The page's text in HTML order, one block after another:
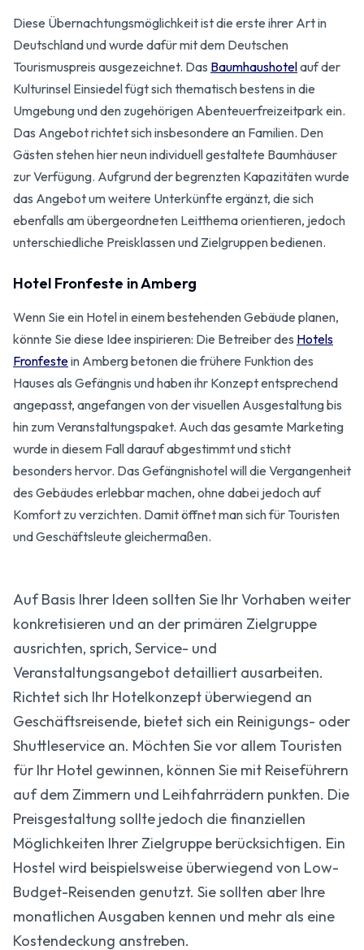
Diese Übernachtungsmöglichkeit ist die erste ihrer Art in
Deutschland und wurde dafür mit dem Deutschen
Tourismuspreis ausgezeichnet. Das Baumhaushotelauf der
Kulturinsel Einsiedel fügt sich thematisch bestens in die
Umgebung und den zugehörigen Abenteuerfreizeitpark ein.
Das Angebot richtet sich insbesondere an Familien. Den
Gästen stehen hier neun individuell gestaltete Baumhäuser
zur Verfügung. Aufgrund der begrenzten Kapazitäten wurde
das Angebot um weitere Unterkünfte ergänzt, die sich
ebenfalls am übergeordneten Leitthema orientieren, jedoch
unterschiedliche Preisklassen und Zielgruppen bedienen.
Hotel Fronfeste in Amberg
Wenn Sie ein Hotel in einem bestehenden Gebäude planen,
könnte Sie diese Idee inspirieren: Die Betreiber des Hotels
Fronfestein Amberg betonen die frühere Funktion des
Hauses als Gefängnis und haben ihr Konzept entsprechend
angepasst, angefangen von der visuellen Ausgestaltung bis
hin zum Veranstaltungspaket. Auch das gesamte Marketing
wurde in diesem Fall darauf abgestimmt und sticht
besonders hervor. Das Gefängnishotel will die Vergangenheit
des Gebäudes erlebbar machen, ohne dabei jedoch auf
Komfort zu verzichten. Damit öffnet man sich für Touristen
und Geschäftsleute gleichermaßen.
Auf Basis Ihrer Ideen sollten Sie Ihr Vorhaben weiter
konkretisieren und an der primären Zielgruppe
ausrichten, sprich, Service- und
Veranstaltungsangebot detailliert ausarbeiten.
Richtet sich Ihr Hotelkonzept überwiegend an
Geschäftsreisende, bietet sich ein Reinigungs- oder
Shuttleservice an. Möchten Sie vor allem Touristen
für Ihr Hotel gewinnen, können Sie mit Reiseführern
auf dem Zimmern und Leihfahrrädern punkten. Die
Preisgestaltung sollte jedoch die finanziellen
Möglichkeiten Ihrer Zielgruppe berücksichtigen. Ein
Hostel wird beispielsweise überwiegend von Low-
Budget-Reisenden genutzt. Sie sollten aber Ihre
monatlichen Ausgaben kennen und mehr als eine
Kostendeckung anstreben.